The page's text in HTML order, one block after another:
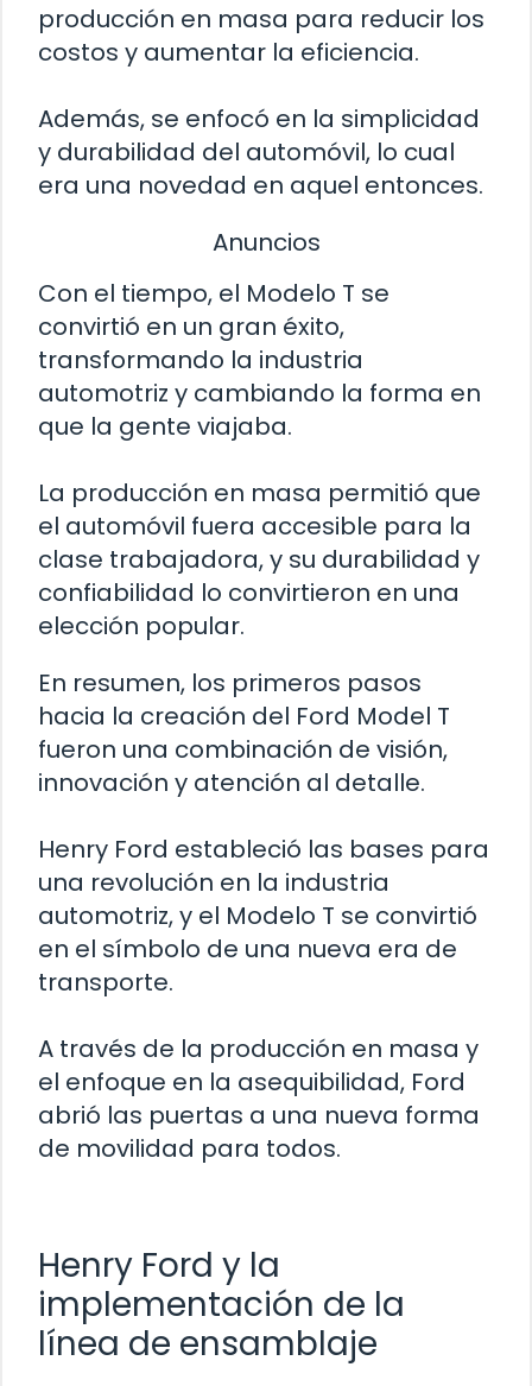
producción en masa para reducir los
costos y aumentar la eficiencia.
Además, se enfocó en la simplicidad
y durabilidad del automóvil, lo cual
era una novedad en aquel entonces.
Anuncios
Con el tiempo, el Modelo T se
convirtió en un gran éxito,
transformando la industria
automotriz y cambiando la forma en
que la gente viajaba.
La producción en masa permitió que
el automóvil fuera accesible para la
clase trabajadora, y su durabilidad y
confiabilidad lo convirtieron en una
elección popular.
En resumen, los primeros pasos
hacia la creación del Ford Model T
fueron una combinación de visión,
innovación y atención al detalle.
Henry Ford estableció las bases para
una revolución en la industria
automotriz, y el Modelo T se convirtió
en el símbolo de una nueva era de
transporte.
A través de la producción en masa y
el enfoque en la asequibilidad, Ford
abrió las puertas a una nueva forma
de movilidad para todos.
Henry Ford y la
implementación de la
línea de ensamblaje